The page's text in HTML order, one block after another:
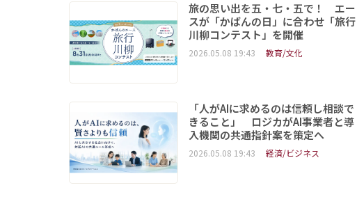
旅の思い出を五・七・五で！ エー
スが「かばんの日」に合わせ「旅行
川柳コンテスト」を開催
2026.05.08 19:43 教育/文化
「人がAIに求めるのは信頼し相談で
きること」 ロジカがAI事業者と導
入機関の共通指針案を策定へ
2026.05.08 19:43 経済/ビジネス